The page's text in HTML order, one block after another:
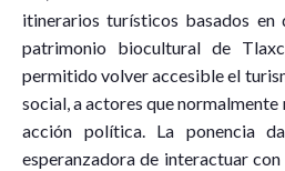
itinerarios turísticos basados en
patrimonio biocultural de
permitido volver accesible el
social, a actores que normalmente
acción política. La ponencia
esperanzadora de interactuar